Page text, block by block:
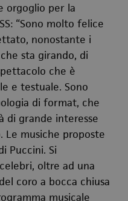
orgoglio per la
“Sono molto felice
nonostante i
sta girando, di
che è
e testuale. Sono
di format, che
di grande interesse
Le musiche proposte
Puccini. Si
oltre ad una
coro a bocca chiusa
musicale